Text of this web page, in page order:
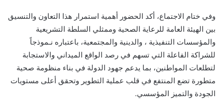
وفي ختام الاجتماع، أكد الحضور أهمية استمرار هذا التعاون والتنسيق
بين الهيئة العامة للرعاية الصحية وممثلي السلطة التشريعية
والمؤسسات التنفيذية ، والدينية والمجتمعية، باعتباره نـموذجاً
للشراكة الفاعلة التي تسهم في رصد الواقع الميداني والاستجابة
لتطلعات المواطنين، بما يدعم جهود الدولة في بناء منظومة صحية
متطورة تضع المنتفع في قلب عملية التطوير وتحقق أعلى مستويات
الجودة والتميز المؤسسي.